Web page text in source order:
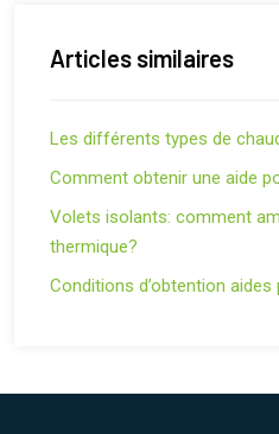
Articles similaires
Les différents types de
Comment obtenir une aide
Volets isolants: comment
thermique?
Conditions d’obtention